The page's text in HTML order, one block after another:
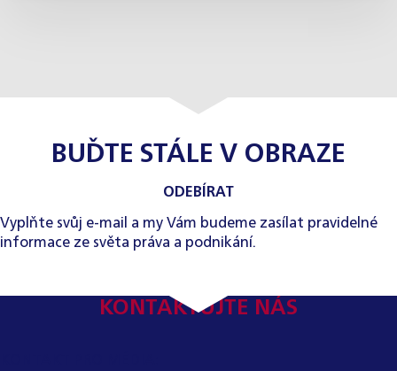
BUĎTE STÁLE V OBRAZE
ODEBÍRAT
Vyplňte svůj e-mail a my Vám budeme zasílat pravidelné
informace ze světa práva a podnikání.
KONTAKTUJTE NÁS